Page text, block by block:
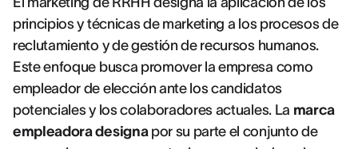
principios y técnicas de marketing a los procesos de
reclutamiento y de gestión de recursos humanos.
Este enfoque busca promover la empresa como
empleador de elección ante los candidatos
potenciales y los colaboradores actuales. La marca
empleadora designapor su parte el conjunto de